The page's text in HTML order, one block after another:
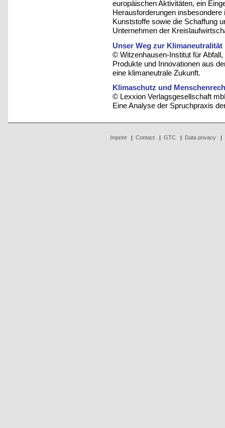
europäischen Aktivitäten, ein
Herausforderungen
Kunststoffe sowie die Schaffung
Unternehmen der
Unser Weg zur Klimaneutralität
© Witzenhausen-Institut für
Produkte und Innovationen aus
eine klimaneutrale Zukunft.
Klimaschutz und
© Lexxion Verlagsgesellschaft
Eine Analyse der Spruchpraxis
Imprint Contact GTC Data privacy